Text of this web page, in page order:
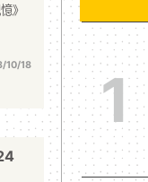
》
10/18
1